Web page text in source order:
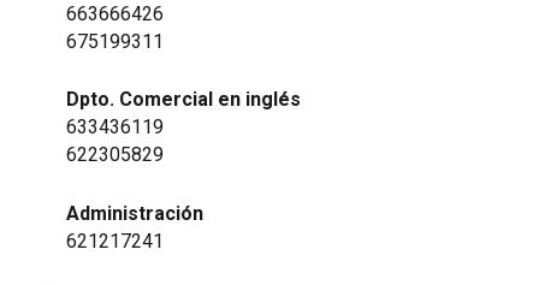
663666426
675199311
Dpto. Comercial en inglés
633436119
622305829
Administración
621217241